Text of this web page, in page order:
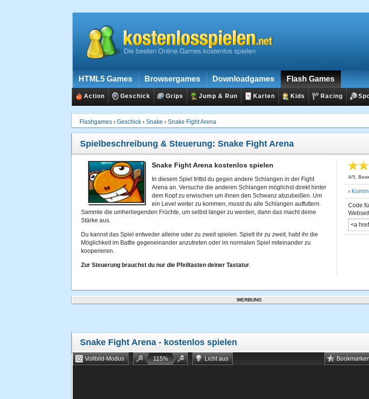
HTML5 Games Browsergames Downloadgames Flash Games
Action Geschick Grips Jump & Run Karten Kids Racing
Flashgames › Geschick › Snake › Snake Fight Arena
Spielbeschreibung & Steuerung: Snake Fight Arena
Snake Fight Arena kostenlos spielen
In diesem Spiel trittst du gegen andere Schlangen in der Fight
Arena an. Versuche die anderen Schlangen möglichst direkt hinter
dem Kopf zu erwischen um ihnen den Schwanz abzubeißen. Um
ein Level weiter zu kommen, musst du alle Schlangen auffuttern.
Sammle die umherliegenden Früchte, um selbst länger zu werden, dann das macht deine
Stärke aus.
Du kannst das Spiel entweder alleine oder zu zweit spielen. Spielt ihr zu zweit, habt ihr die
Möglichkeit im Battle gegeneinander anzutreten oder im normalen Spiel miteinander zu
kooperieren.
Zur Steuerung brauchst du nur die Pfeiltasten deiner Tastatur.
4/5 ,
›
Code
WERBUNG
Snake Fight Arena- kostenlos spielen
Vollbild-Modus 115% Licht aus